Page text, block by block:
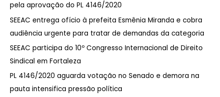
p
o
r
:
pela aprovação do PL 4146/2020
SEEAC entrega ofício à prefeita Esmênia Miranda e cobra
audiência urgente para tratar de demandas da categoria
SEEAC participa do 10º Congresso Internacional de Direito
Sindical em Fortaleza
PL 4146/2020 aguarda votação no Senado e demora na
pauta intensifica pressão política